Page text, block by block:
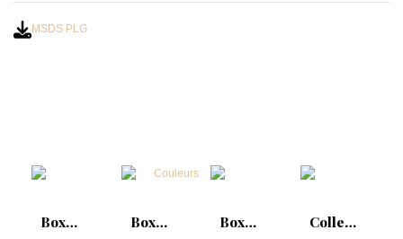
MSDS PLG
Box
Box
Box
Collection